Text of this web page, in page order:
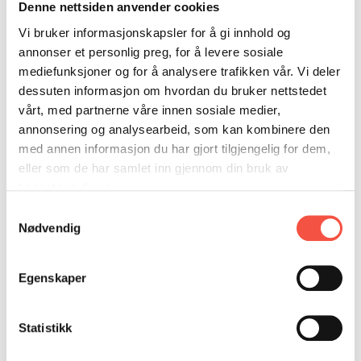
Denne nettsiden anvender cookies
Vi bruker informasjonskapsler for å gi innhold og
annonser et personlig preg, for å levere sosiale
mediefunksjoner og for å analysere trafikken vår. Vi deler
dessuten informasjon om hvordan du bruker nettstedet
vårt, med partnerne våre innen sosiale medier,
annonsering og analysearbeid, som kan kombinere den
med annen informasjon du har gjort tilgjengelig for dem,
eller som de har samlet inn gjennom din bruk av
Nødvendig
Egenskaper
Statistikk
PERSONVERNERKLÆRING
ISHAVSQUIZ
FORTELLINGAR
KONTAKT
Fredag 6. november
byd Ishavsmuseets Venner
til lutefisk-kveld på Ishavsmuseet kl. 19.00.
Lutefisken vert naturlegvis servert med alt av
John Osnes vert med og serverar ramsalte